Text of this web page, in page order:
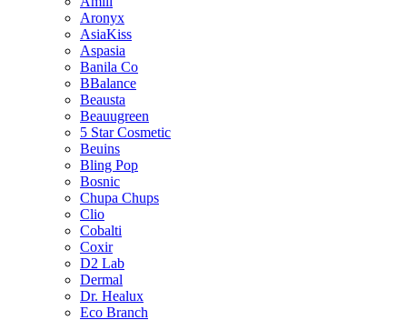
Aronyx
AsiaKiss
Aspasia
Banila Co
BBalance
Beausta
Beauugreen
5 Star Cosmetic
Beuins
Bling Pop
Bosnic
Chupa Chups
Clio
Cobalti
Coxir
D2 Lab
Dermal
Dr. Healux
Eco Branch